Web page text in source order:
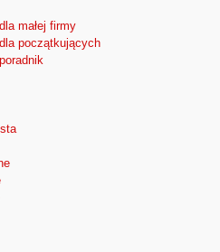
małej firmy
początkujących